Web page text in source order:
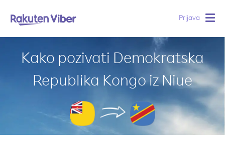
Prijava
Kako pozivati Demokratska
Republika Kongo iz Niue